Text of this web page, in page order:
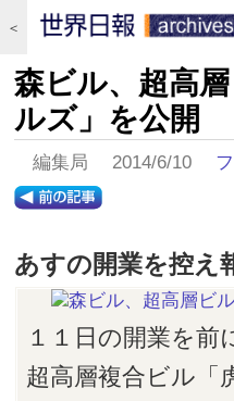
＜
森ビル、超高
ルズ」を公開
編集局 2014/6/10
あすの開業を控え
１１日の開業を前
超高層複合ビル「